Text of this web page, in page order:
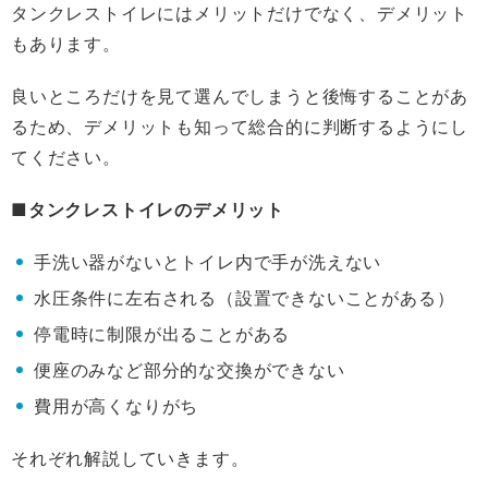
タンクレストイレにはメリットだけでなく、デメリット
もあります。
良いところだけを見て選んでしまうと後悔することがあ
るため、デメリットも知って総合的に判断するようにし
てください。
■タンクレストイレのデメリット
手洗い器がないとトイレ内で手が洗えない
水圧条件に左右される（設置できないことがある）
停電時に制限が出ることがある
便座のみなど部分的な交換ができない
費用が高くなりがち
それぞれ解説していきます。